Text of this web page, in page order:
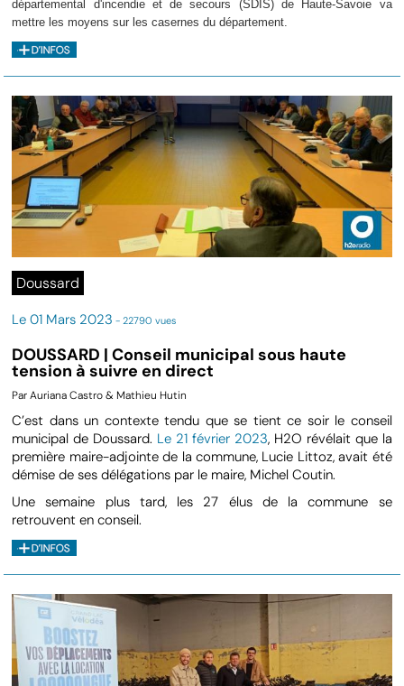
départemental d'incendie et de secours (SDIS) de Haute-Savoie va
mettre les moyens sur les casernes du département.
Doussard
Le 01 Mars 2023 - 22790 vues
DOUSSARD | Conseil municipal sous haute
tension à suivre en direct
Par Auriana Castro & Mathieu Hutin
C’est dans un contexte tendu que se tient ce soir le conseil
municipal de Doussard. Le 21 février 2023, H2O révélait que la
première maire-adjointe de la commune, Lucie Littoz, avait été
démise de ses délégations par le maire, Michel Coutin.
Une semaine plus tard, les 27 élus de la commune se
retrouvent en conseil.